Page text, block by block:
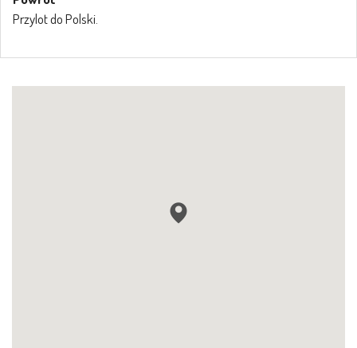
Przylot do Polski.